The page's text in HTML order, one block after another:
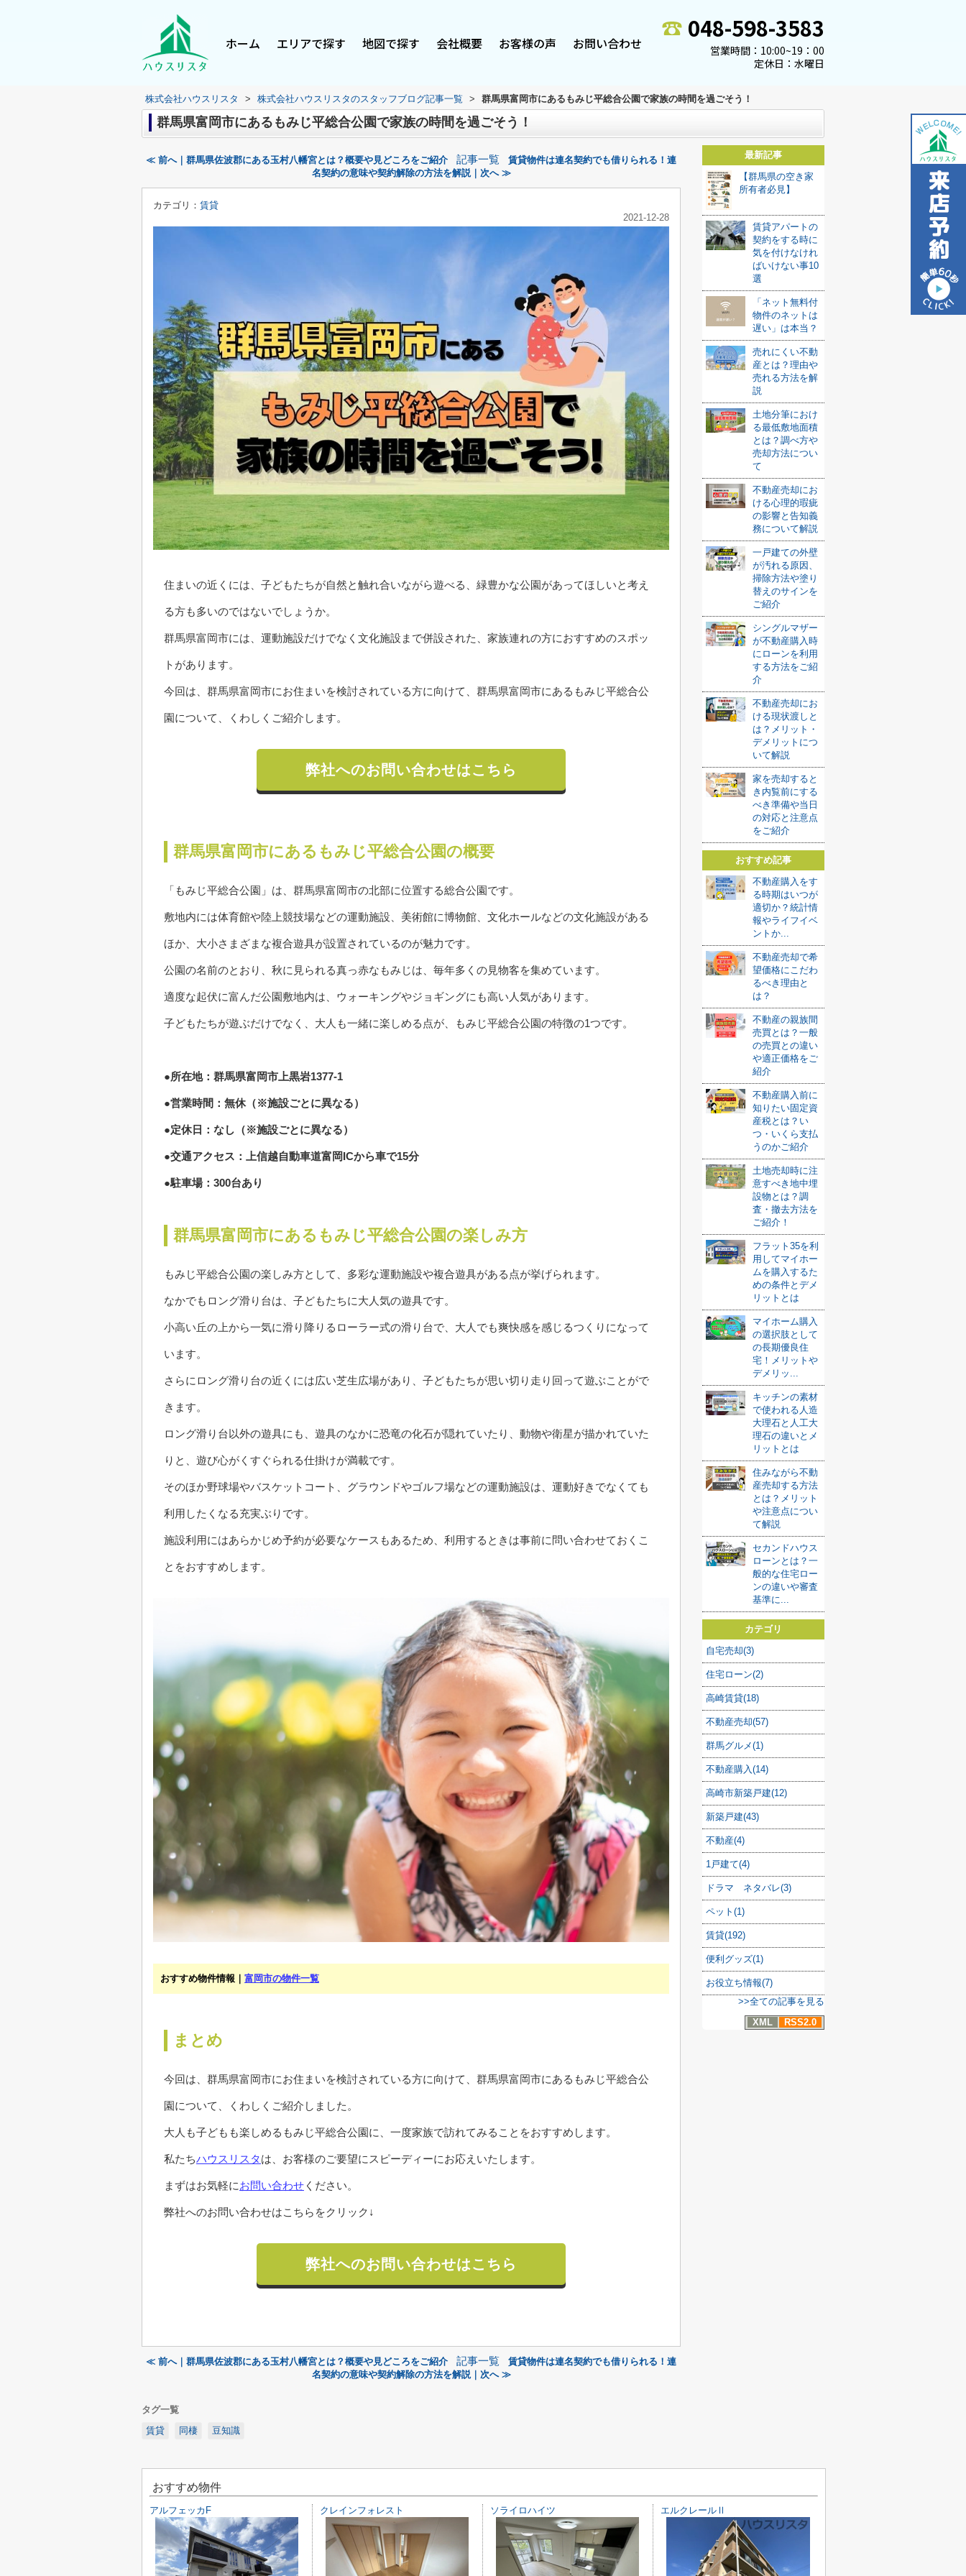
ホーム エリアで探す 地図で探す 会社概要 お客様の声 お問い合わせ
048-598-3583
営業時間：10:00~19：00
定休日：水曜日
株式会社ハウスリスタ > 株式会社ハウスリスタのスタッフブログ記事一覧 > 群馬県富岡市にあるもみじ平総合公園で家族の時間を過ごそう！
群馬県富岡市にあるもみじ平総合公園で家族の時間を過ごそう！
≪ 前へ｜群馬県佐波郡にある玉村八幡宮とは？概要や見どころをご紹介 記事一覧
賃貸物件は連名契約でも借りられる！連
名契約の意味や契約解除の方法を解説｜次へ ≫
カテゴリ： 賃貸
2021-12-28
住まいの近くには、子どもたちが自然と触れ合いながら遊べる、緑豊かな公園があってほしいと考え
る方も多いのではないでしょうか。
群馬県富岡市には、運動施設だけでなく文化施設まで併設された、家族連れの方におすすめのスポッ
トがあります。
今回は、群馬県富岡市にお住まいを検討されている方に向けて、群馬県富岡市にあるもみじ平総合公
園について、くわしくご紹介します。
弊社へのお問い合わせはこちら
群馬県富岡市にあるもみじ平総合公園の概要
「もみじ平総合公園」は、群馬県富岡市の北部に位置する総合公園です。
敷地内には体育館や陸上競技場などの運動施設、美術館に博物館、文化ホールなどの文化施設がある
ほか、大小さまざまな複合遊具が設置されているのが魅力です。
公園の名前のとおり、秋に見られる真っ赤なもみじは、毎年多くの見物客を集めています。
適度な起伏に富んだ公園敷地内は、ウォーキングやジョギングにも高い人気があります。
子どもたちが遊ぶだけでなく、大人も一緒に楽しめる点が、もみじ平総合公園の特徴の1つです。
●所在地：群馬県富岡市上黒岩1377-1
●営業時間：無休（※施設ごとに異なる）
●定休日：なし（※施設ごとに異なる）
●交通アクセス：上信越自動車道富岡ICから車で15分
●駐車場：300台あり
群馬県富岡市にあるもみじ平総合公園の楽しみ方
もみじ平総合公園の楽しみ方として、多彩な運動施設や複合遊具がある点が挙げられます。
なかでもロング滑り台は、子どもたちに大人気の遊具です。
小高い丘の上から一気に滑り降りるローラー式の滑り台で、大人でも爽快感を感じるつくりになって
います。
さらにロング滑り台の近くには広い芝生広場があり、子どもたちが思い切り走り回って遊ぶことがで
きます。
ロング滑り台以外の遊具にも、遊具のなかに恐竜の化石が隠れていたり、動物や衛星が描かれていた
りと、遊び心がくすぐられる仕掛けが満載です。
そのほか野球場やバスケットコート、グラウンドやゴルフ場などの運動施設は、運動好きでなくても
利用したくなる充実ぶりです。
施設利用にはあらかじめ予約が必要なケースもあるため、利用するときは事前に問い合わせておくこ
とをおすすめします。
おすすめ物件情報｜ 富岡市の物件一覧
まとめ
今回は、群馬県富岡市にお住まいを検討されている方に向けて、群馬県富岡市にあるもみじ平総合公
園について、くわしくご紹介しました。
大人も子どもも楽しめるもみじ平総合公園に、一度家族で訪れてみることをおすすめします。
私たちハウスリスタは、お客様のご要望にスピーディーにお応えいたします。
まずはお気軽にお問い合わせ ください。
弊社へのお問い合わせはこちらをクリック↓
弊社へのお問い合わせはこちら
≪ 前へ｜群馬県佐波郡にある玉村八幡宮とは？概要や見どころをご紹介 記事一覧
賃貸物件は連名契約でも借りられる！連
名契約の意味や契約解除の方法を解説｜次へ ≫
タグ一覧
賃貸
同棲 豆知識
最新記事
【群馬県の空き家
所有者必見】
賃貸アパートの
契約をする時に
気を付けなけれ
ばいけない事10
選
「ネット無料付
物件のネットは
遅い」は本当？
売れにくい不動
産とは？理由や
売れる方法を解
説
土地分筆におけ
る最低敷地面積
とは？調べ方や
売却方法につい
て
不動産売却にお
ける心理的瑕疵
の影響と告知義
務について解説
一戸建ての外壁
が汚れる原因、
掃除方法や塗り
替えのサインを
ご紹介
シングルマザー
が不動産購入時
にローンを利用
する方法をご紹
介
不動産売却にお
ける現状渡しと
は？メリット・
デメリットにつ
いて解説
家を売却すると
き内覧前にする
べき準備や当日
の対応と注意点
をご紹介
おすすめ記事
不動産購入をす
る時期はいつが
適切か？統計情
報やライフイベ
ントか...
不動産売却で希
望価格にこだわ
るべき理由と
は？
不動産の親族間
売買とは？一般
の売買との違い
や適正価格をご
紹介
不動産購入前に
知りたい固定資
産税とは？い
つ・いくら支払
うのかご紹介
土地売却時に注
意すべき地中埋
設物とは？調
査・撤去方法を
ご紹介！
フラット35を利
用してマイホー
ムを購入するた
めの条件とデメ
リットとは
マイホーム購入
の選択肢として
の長期優良住
宅！メリットや
デメリッ...
キッチンの素材
で使われる人造
大理石と人工大
理石の違いとメ
リットとは
住みながら不動
産売却する方法
とは？メリット
や注意点につい
て解説
セカンドハウス
ローンとは？一
般的な住宅ロー
ンの違いや審査
基準に...
カテゴリ
自宅売却(3)
住宅ローン(2)
高崎賃貸(18)
不動産売却(57)
群馬グルメ(1)
不動産購入(14)
高崎市新築戸建(12)
新築戸建(43)
不動産(4)
1戸建て(4)
ドラマ ネタバレ(3)
ペット(1)
賃貸(192)
便利グッズ(1)
お役立ち情報(7)
>>全ての記事を見る
XML
RSS2.0
おすすめ物件
アルフェッカF クレインフォレスト ソライロハイツ エルクレールⅡ